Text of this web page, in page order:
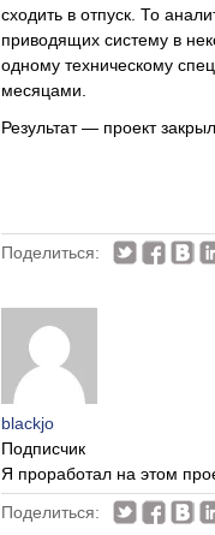
сходить в отпуск. То
приводящих систему в
одному техническому
месяцами.
Результат — проект
Поделиться:
blackjo
Подписчик
Я проработал на этом
Поделиться: